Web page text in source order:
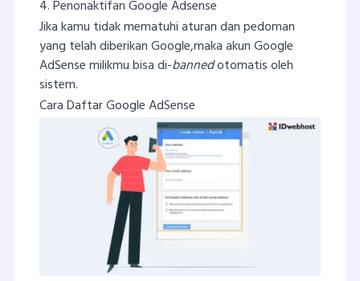
4. Penonaktifan Google Adsense
Jika kamu tidak mematuhi aturan dan pedoman
yang telah diberikan Google,maka akun Google
AdSense milikmu bisa di-bannedotomatis oleh
sistem.
Cara Daftar Google AdSense